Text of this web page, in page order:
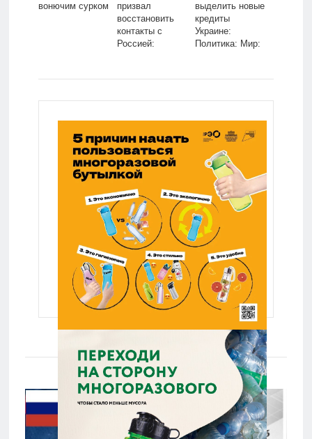
вонючим сурком
призвал
восстановить
контакты с
Россией:
выделить новые
кредиты
Украине:
Политика: Мир: